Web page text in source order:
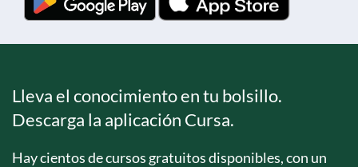
Lleva el conocimiento en tu bolsillo.
Descarga la aplicación Cursa.
Hay cientos de cursos gratuitos disponibles, con un